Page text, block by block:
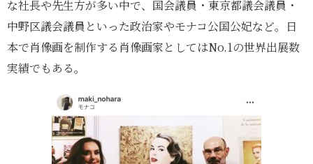
な社長や先生方が多い中で、国会議員・東京都議会議員・
中野区議会議員といった政治家やモナコ公国公妃など。日
本で肖像画を制作する肖像画家としてはNo.1の世界出展数
実績でもある。